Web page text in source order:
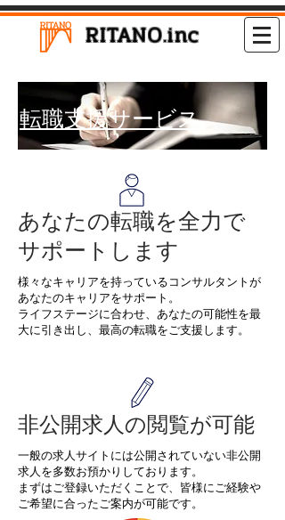
RITANO.inc
​転職支援サービス
​非公開求人の閲覧が可能
一般の求人サイトには公開されていない非公開
求人を多数お預かりしております。
まずはご登録いただくことで、皆様にご経験や
ご希望に合ったご案内が可能です。
​あなたの転職を全力で
サポートします
​様々なキャリアを持っているコンサルタントが
あなたのキャリアをサポート。
​ライフステージに合わせ、あなたの可能性を最
大に引き出し、最高の転職をご支援します。